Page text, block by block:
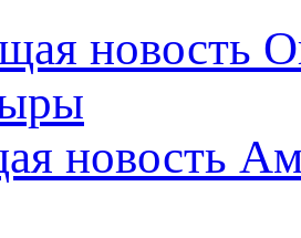
новость
новость